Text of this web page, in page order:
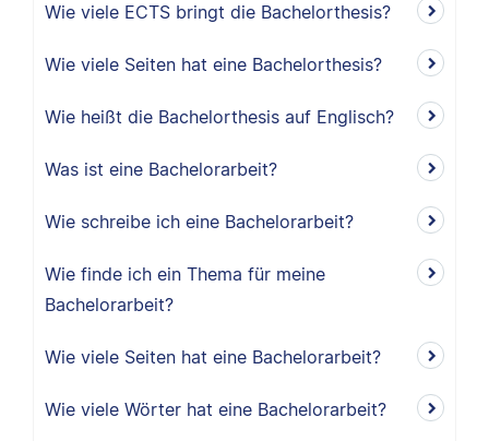
Wie viele ECTS bringt die Bachelorthesis?
Wie viele Seiten hat eine Bachelorthesis?
Wie heißt die Bachelorthesis auf Englisch?
Was ist eine Bachelorarbeit?
Wie schreibe ich eine Bachelorarbeit?
Wie finde ich ein Thema für meine
Bachelorarbeit?
Wie viele Seiten hat eine Bachelorarbeit?
Wie viele Wörter hat eine Bachelorarbeit?